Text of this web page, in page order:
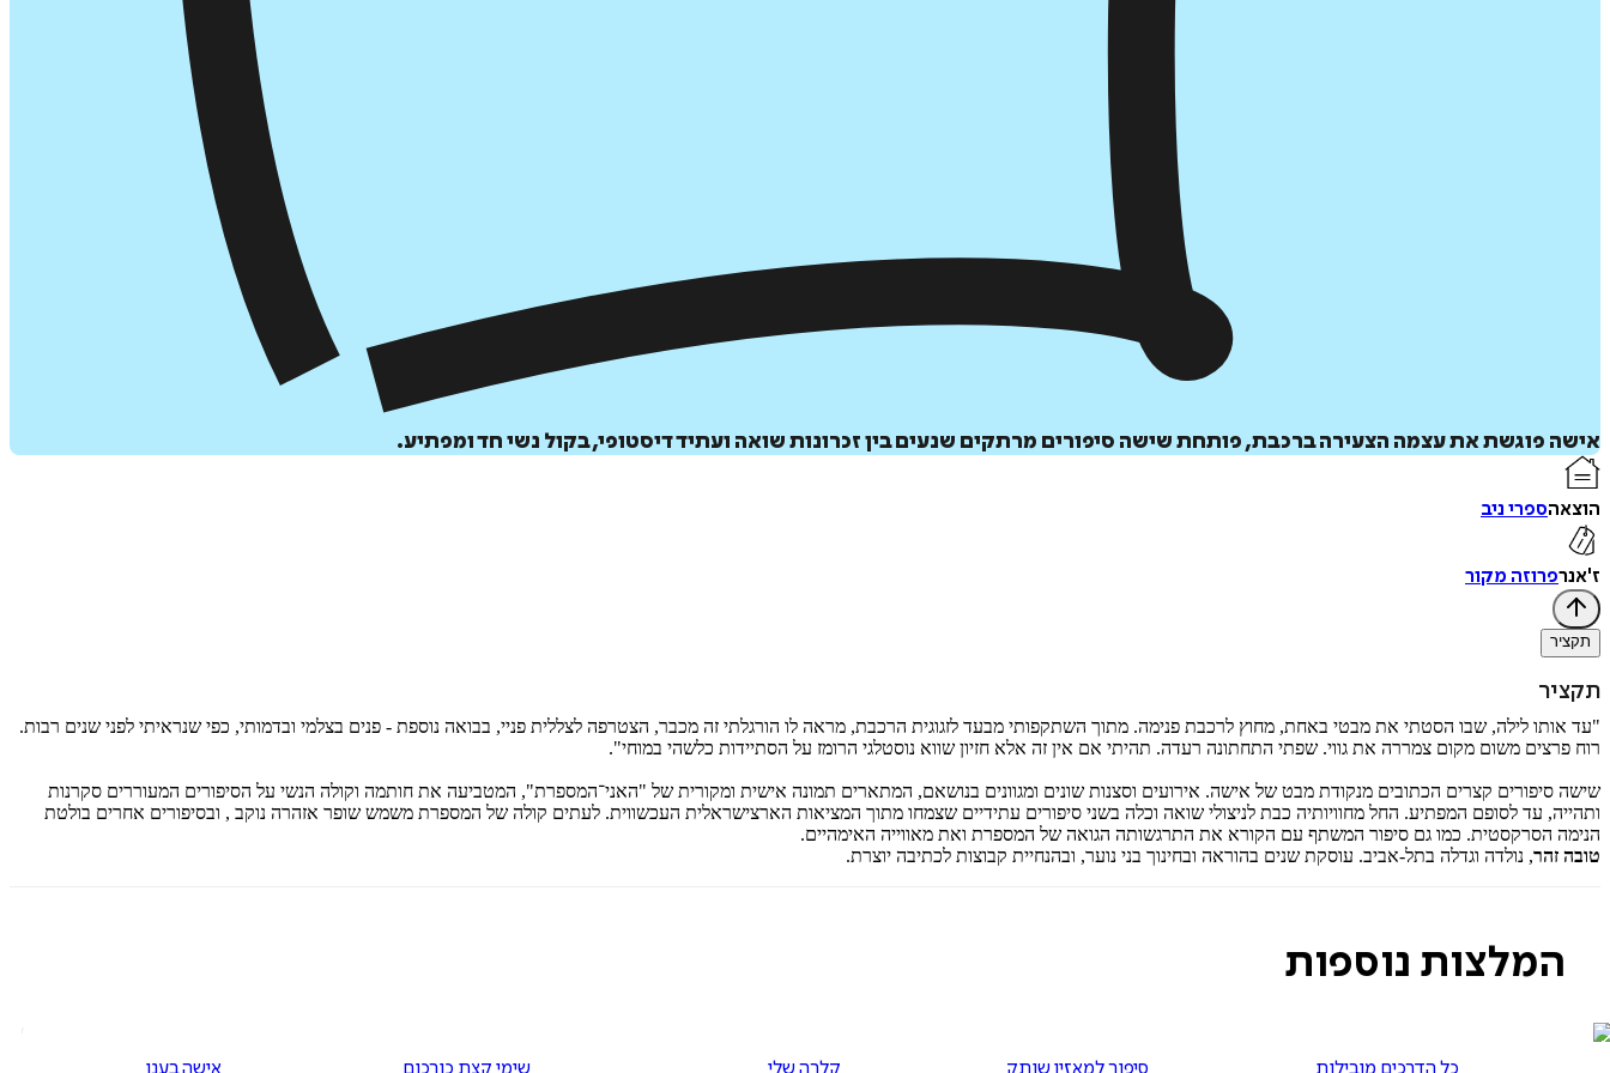
אישה פוגשת את עצמה הצעירה ברכבת, פותחת שישה סיפורים מרתקים שנעים בין זכרונות שואה ועתיד דיסטופי, בקול נשי חד ומפתיע.
הוצאהספרי ניב
ז'אנרפרוזה מקור
תקציר
תקציר
"עד אותו לילה, שבו הסטתי את מבטי באחת, מחוץ לרכבת פנימה. מתוך השתקפותי מבעד לזגוגית הרכבת, מראה לו הורגלתי זה מכבר, הצטרפה לצללית פניי, בבואה נוספת - פנים בצלמי ובדמותי, כפי שנראיתי לפני שנים רבות.
רוח פרצים משום מקום צמררה את גווי. שפתי התחתונה רעדה. תהיתי אם אין זה אלא חזיון שווא נוסטלגי הרומז על הסתיידות כלשהי במוחי".
שישה סיפורים קצרים הכתובים מנקודת מבט של אישה. אירועים וסצנות שונים ומגוונים בנושאם, המתארים תמונה אישית ומקורית של "האני־המספרת", המטביעה את חותמה וקולה הנשי על הסיפורים המעוררים סקרנות
ותהייה, עד לסופם המפתיע. החל מחוויותיה כבת לניצולי שואה וכלה בשני סיפורים עתידיים שצמחו מתוך המציאות הארצישראלית העכשווית. לעתים קולה של המספרת משמש שופר אזהרה נוקב , ובסיפורים אחרים בולטת
הנימה הסרקסטית. כמו גם סיפור המשתף עם הקורא את התרגשותה הגואה של המספרת ואת מאווייה האימהיים.
טובה זהר, נולדה וגדלה בתל-אביב. עוסקת שנים בהוראה ובחינוך בני נוער, ובהנחיית קבוצות לכתיבה יוצרת.
המלצות נוספות